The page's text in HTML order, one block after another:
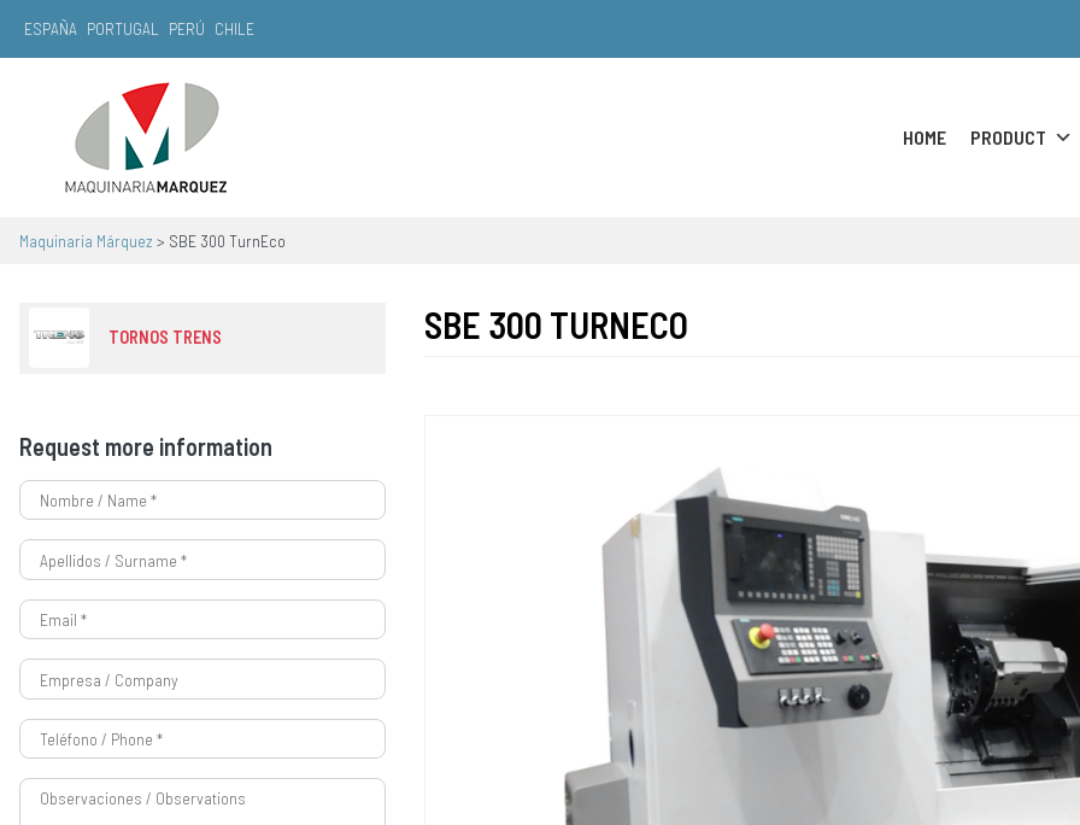
ESPAÑA PORTUGAL PERÚ CHILE
Main Navigation
HOME PRODUCT
Maquinaria Márquez > SBE 300 TurnEco
TORNOS TRENS
Request more information
SBE 300 TURNECO